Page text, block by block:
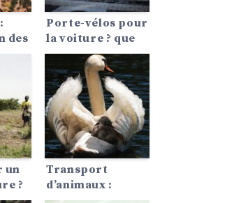
des
Porte-vélos pour
la voiture ? que
faut-il prendre
en compte ?
un
?
!
Transport
d’animaux :
conduire avec